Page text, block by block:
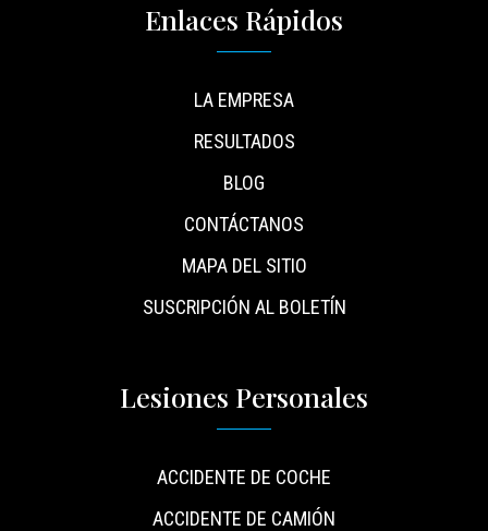
Enlaces Rápidos
LA EMPRESA
RESULTADOS
BLOG
CONTÁCTANOS
MAPA DEL SITIO
SUSCRIPCIÓN AL BOLETÍN
Lesiones Personales
ACCIDENTE DE COCHE
ACCIDENTE DE CAMIÓN